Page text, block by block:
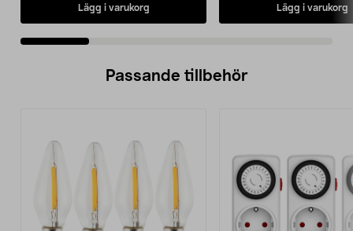
Lägg i varukorg Lägg i varukorg
Passande tillbehör